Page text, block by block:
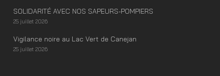
SOLIDARITÉ AVEC NOS SAPEURS-POMPIERS
25 juillet 2026
Vigilance noire au Lac Vert de Canejan
25 juillet 2026